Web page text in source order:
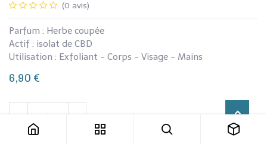
(0 avis)
Parfum : Herbe coupée
Actif : isolat de CBD
Utilisation : Exfoliant - Corps - Visage - Mains
6,90 €